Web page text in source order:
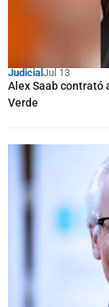
JudicialJul 13
Alex Saab contrató
Verde